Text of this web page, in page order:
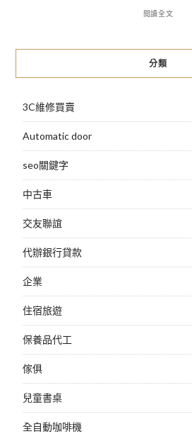
閱讀全文
分類
3C維修買賣
Automatic door
seo關鍵字
中古車
交友聯誼
代辦銀行貸款
企業
住宿旅遊
保養品代工
傢俱
兒童書桌
全自動咖啡機